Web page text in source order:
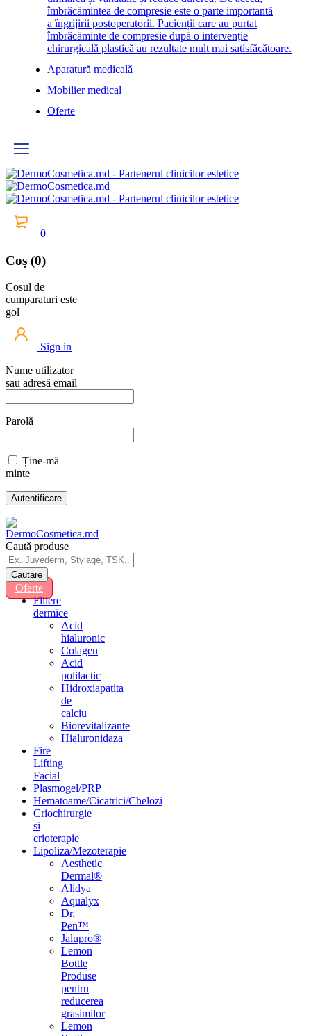
îmbrăcămintea de compresie este o parte importantă
a îngrijirii postoperatorii. Pacienții care au purtat
îmbrăcăminte de compresie după o intervenție
chirurgicală plastică au rezultate mult mai satisfăcătoare.
Aparatură medicală
Mobilier medical
Oferte
0
Coș (0)
Cosul de
cumparaturi este
gol
Sign in
Nume utilizator
sau adresă email
Parolă
Ține-mă
minte
Caută produse
Oferte
Fillere
dermice
Acid
hialuronic
Colagen
Acid
polilactic
Hidroxiapatita
de
calciu
Biorevitalizante
Hialuronidaza
Fire
Lifting
Facial
Plasmogel/PRP
Hematoame/Cicatrici/Chelozi
Criochirurgie
si
crioterapie
Lipoliza/Mezoterapie
Aesthetic
Dermal®
Alidya
Aqualyx
Dr.
Pen™
Jalupro®
Lemon
Bottle
Produse
pentru
reducerea
grasimilor
Lemon